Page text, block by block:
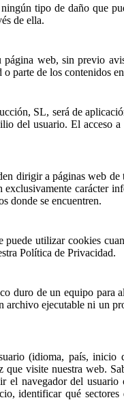
tipo de daño que
de ella.
web, sin previo
parte de los contenidos
SL, será de
del usuario. El
dirigir a páginas web
donde se encuentren.
utilizar cookies
Política de Privacidad.
duro de un equipo
ejecutable ni un
(idioma, país, inicio
visite nuestra web.
navegador del
identificar qué